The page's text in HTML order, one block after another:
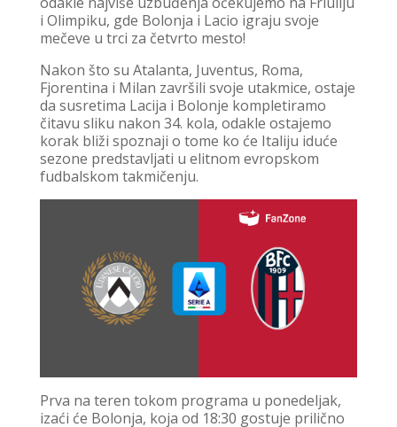
i Olimpiku, gde Bolonja i Lacio igraju svoje
mečeve u trci za četvrto mesto!
Nakon što su Atalanta, Juventus, Roma,
Fjorentina i Milan završili svoje utakmice, ostaje
da susretima Lacija i Bolonje kompletiramo
čitavu sliku nakon 34. kola, odakle ostajemo
korak bliži spoznaji o tome ko će Italiju iduće
sezone predstavljati u elitnom evropskom
fudbalskom takmičenju.
Prva na teren tokom programa u ponedeljak,
izaći će Bolonja, koja od 18:30 gostuje prilično